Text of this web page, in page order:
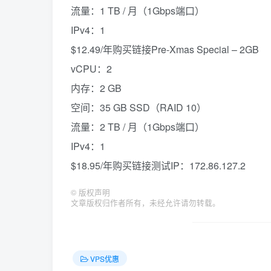
流量：1 TB / 月（1Gbps端口）
IPv4：1
$12.49/年购买链接Pre-Xmas Special – 2GB
vCPU：2
内存：2 GB
空间：35 GB SSD（RAID 10）
流量：2 TB / 月（1Gbps端口）
IPv4：1
$18.95/年购买链接测试IP：172.86.127.2
© 版权声明
文章版权归作者所有，未经允许请勿转载。
VPS优惠